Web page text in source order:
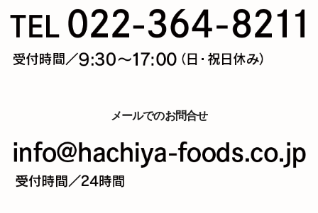
メールでのお問合せ